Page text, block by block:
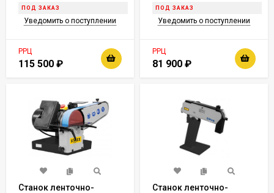
ПОД ЗАКАЗ
Уведомить о поступлении
РРЦ
115 500 ₽
ПОД ЗАКАЗ
Уведомить о поступлении
РРЦ
81 900 ₽
Станок ленточно-
Станок ленточно-